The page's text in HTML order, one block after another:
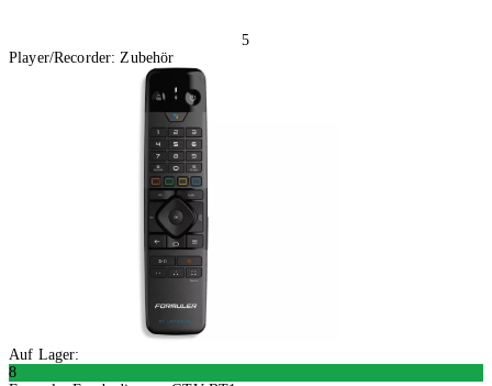
5
Player/Recorder: Zubehör
Auf Lager:
8